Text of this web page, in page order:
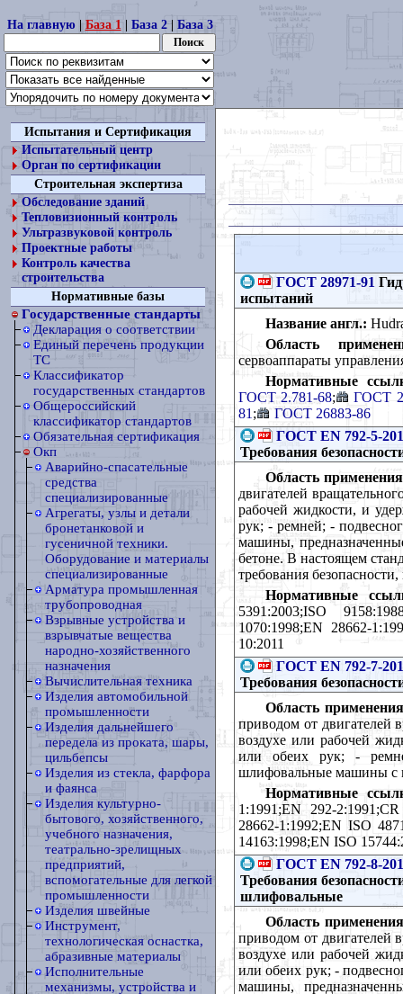
На главную| База 1| База 2| База 3
Испытания и Сертификация
Испытательный центр
Орган по сертификации
Строительная экспертиза
Обследование зданий
Тепловизионный контроль
Ультразвуковой контроль
Проектные работы
Контроль качества
строительства
Нормативные базы
Государственные стандарты
Декларация о соответствии
Единый перечень продукции
ТС
Классификатор
государственных стандартов
Общероссийский
классификатор стандартов
Обязательная сертификация
Окп
Аварийно-спасательные
средства
специализированные
Агрегаты, узлы и детали
бронетанковой и
гусеничной техники.
Оборудование и материалы
специализированные
Арматура промышленная
трубопроводная
Взрывные устройства и
взрывчатые вещества
народно-хозяйственного
назначения
Вычислительная техника
Изделия автомобильной
промышленности
Изделия дальнейшего
передела из проката, шары,
цильбепсы
Изделия из стекла, фарфора
и фаянса
Изделия культурно-
бытового, хозяйственного,
учебного назначения,
театрально-зрелищных
предприятий,
вспомогательные для легкой
промышленности
Изделия швейные
Инструмент,
технологическая оснастка,
абразивные материалы
Исполнительные
механизмы, устройства и
ГОСТ 28971-91
испытаний
Название англ.:
Область
сервоаппараты
Нормативные
ГОСТ 2.781-68;
ГОСТ
81 ;
ГОСТ 26883-86
ГОСТ EN 792-5-
Требования
Область
двигателей
рабочей жидкости, и
рук; - ремней; -
машины,
бетоне. В настоящем
требования
Нормативные
5391:2003;ISO
1070:1998;EN 28662-
10:2011
ГОСТ EN 792-7-
Требования
Область
приводом от двигателей
воздухе или рабочей
или обеих рук; -
шлифовальные машины с
Нормативные
1:1991;ЕN 292-
28662-1:1992;ЕN ISO
14163:1998;ЕN ISO
ГОСТ EN 792-8-
Требования
шлифовальные
Область
приводом от двигателей
воздухе или рабочей
или обеих рук; -
машины,